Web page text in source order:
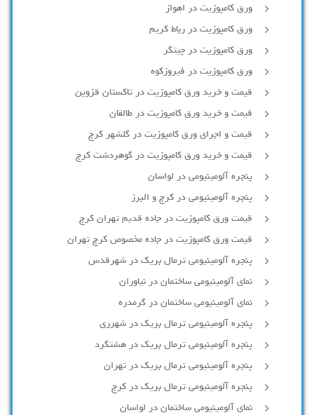
ورق کامپوزیت در اهواز
ورق کامپوزیت در رباط کریم
ورق کامپوزیت در چیتگر
ورق کامپوزیت در فیروزکوه
قیمت و خرید ورق کامپوزیت در تاکستان قزوین
قیمت و خرید ورق کامپوزیت در طالقان
قیمت و اجرای ورق کامپوزیت در گلشهر کرج
قیمت و خرید ورق کامپوزیت در گوهردشت کرج
پنجره آلومینیومی در لواسان
پنجره آلومینیومی در کرج و البرز
قیمت ورق کامپوزیت در جاده قدیم تهران کرج
قیمت ورق کامپوزیت در جاده مخصوص کرج تهران
پنجره آلومینیومی ترمال بریک در شهرقدس
نمای آلومینیومی ساختمان در نیاوران
نمای آلومینیومی ساختمان در گرمدره
پنجره آلومینیومی ترمال بریک در شهرری
پنجره آلومینیومی ترمال بریک در هشتگرد
پنجره آلومینیومی ترمال بریک در تهران
پنجره آلومینیومی ترمال بریک در کرج
نمای آلومینیومی ساختمان در لواسان